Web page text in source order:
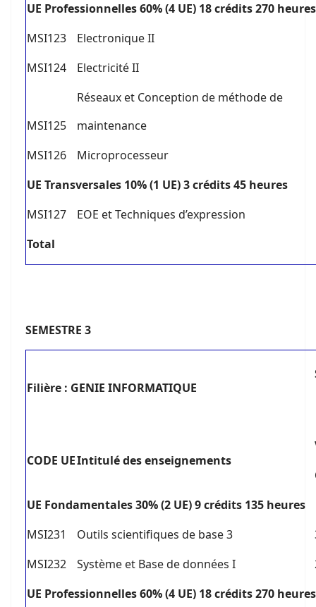
UE Professionnelles 60% (4 UE) 18 crédits 270 heures
MSI123
Electronique II
MSI124
Electricité II
MSI125
Réseaux et Conception de méthode de
maintenance
MSI126
Microprocesseur
UE Transversales 10% (1 UE) 3 crédits 45 heures
MSI127
EOE et Techniques d’expression
Total
SEMESTRE 3
Filière : GENIE INFORMATIQUE
CODE UEIntitulé des enseignements
UE Fondamentales 30% (2 UE) 9 crédits 135 heures
MSI231
Outils scientifiques de base 3
MSI232
Système et Base de données I
UE Professionnelles 60% (4 UE) 18 crédits 270 heures